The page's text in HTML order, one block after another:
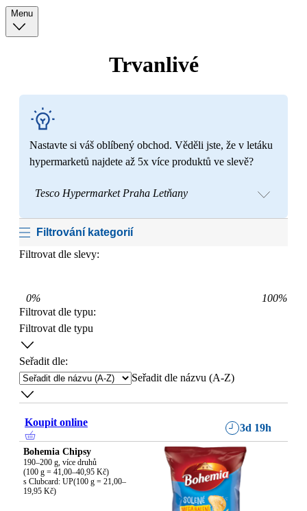
Menu
Trvanlivé
Nastavte si váš oblíbený obchod. Věděli jste, že v letáku
hypermarketů najdete až 5x více produktů ve slevě?
Tesco Hypermarket Praha Letňany
Filtrování kategorií
Filtrovat dle slevy:
0% 100%
Filtrovat dle typu:
Filtrovat dle typu
Seřadit dle:
Seřadit dle názvu (A-Z)
Koupit online 3d 19h
Bohemia Chipsy
190–200 g, více druhů
(100 g = 41,00–40,95 Kč)
s Clubcard: UP(100 g = 21,00–
19,95 Kč)